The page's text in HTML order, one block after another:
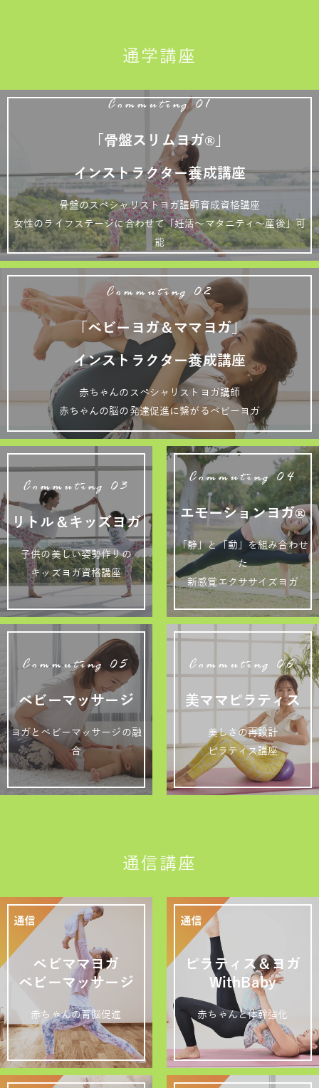
通学講座
Commuting 01
「骨盤スリムヨガ®」
インストラクター養成講座
骨盤のスペシャリストヨガ講師育成資格講座
女性のライフステージに合わせて「妊活～マタニティ～産後」可
能
Commuting 02
「ベビーヨガ＆ママヨガ」
インストラクター養成講座
赤ちゃんのスペシャリストヨガ講師
赤ちゃんの脳の発達促進に繋がるベビーヨガ
Commuting 03
リトル＆キッズヨガ
子供の美しい姿勢作りの
キッズヨガ資格講座
Commuting 04
エモーションヨガ®
「静」と「動」を組み合わせ
た
新感覚エクササイズヨガ
Commuting 05
ベビーマッサージ
ヨガとベビーマッサージの融
合
Commuting 06
美ママピラティス
美しさの再設計
ピラティス講座
通信講座
ベビママヨガ
ベビーマッサージ
赤ちゃんの育脳促進
ピラティス＆ヨガ
WithBaby
赤ちゃんと体幹強化